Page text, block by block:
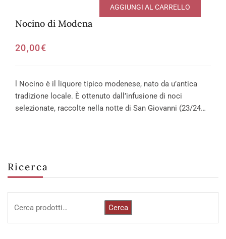
Ricerca
Cerca
Nocino di Modena
20,00€
AGGIUNGI AL CARRELLO
l Nocino è il liquore tipico modenese, nato da u’antica
tradizione locale. È ottenuto dall’infusione di noci
selezionate, raccolte nella notte di San Giovanni (23/24…